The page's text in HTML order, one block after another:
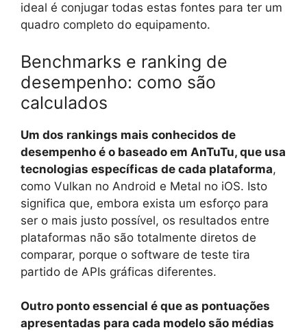
ideal é conjugar todas estas fontes para ter um
quadro completo do equipamento.
Benchmarks e ranking de
desempenho: como são
calculados
Um dos rankings mais conhecidos de
desempenho é o baseado em AnTuTu, que usa
tecnologias específicas de cada plataforma,
como Vulkan no Android e Metal no iOS. Isto
significa que, embora exista um esforço para
ser o mais justo possível, os resultados entre
plataformas não são totalmente diretos de
comparar, porque o software de teste tira
partido de APIs gráficas diferentes.
Outro ponto essencial é que as pontuações
apresentadas para cada modelo são médias